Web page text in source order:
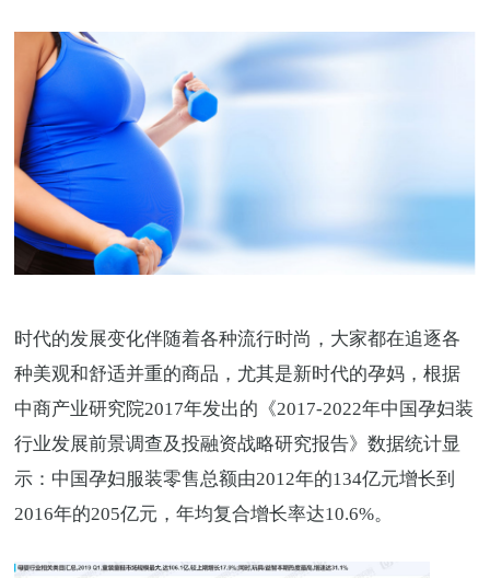
时代的发展变化伴随着各种流行时尚，大家都在追逐各
种美观和舒适并重的商品，尤其是新时代的孕妈，根据
中商产业研究院2017年发出的《2017-2022年中国孕妇装
行业发展前景调查及投融资战略研究报告》数据统计显
示：中国孕妇服装零售总额由2012年的134亿元增长到
2016年的205亿元，年均复合增长率达10.6%。